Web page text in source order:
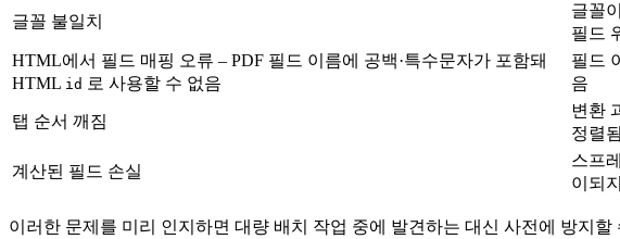
글꼴 불일치
글꼴
필드
HTML에서 필드 매핑 오류 – PDF 필드 이름에 공백·특수문자가 포함돼
HTML id 로 사용할 수 없음
필드
음
탭 순서 깨짐
변환
정렬됨
계산된 필드 손실
스프
이되
이러한 문제를 미리 인지하면 대량 배치 작업 중에 발견하는 대신 사전에 방지할